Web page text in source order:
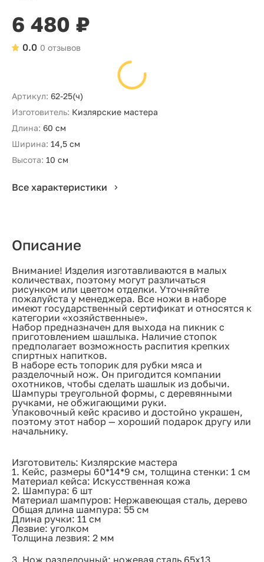
6 480 ₽
0 отзывов
0.0
Артикул: 62-25(ч)
Изготовитель: Кизлярские мастера
Длина: 60 см
Ширина: 14,5 см
Высота: 10 см
Все характеристики
Описание
Внимание! Изделия изготавливаются в малых
количествах, поэтому могут различаться
рисунком или цветом отделки. Уточняйте
пожалуйста у менеджера. Все ножи в наборе
имеют государственный сертификат и относятся к
категории «хозяйственные».
Набор предназначен для выхода на пикник с
приготовлением шашлыка. Наличие стопок
предполагает возможность распития крепких
спиртных напитков.
В наборе есть топорик для рубки мяса и
разделочный нож. Он пригодится компании
охотников, чтобы сделать шашлык из добычи.
Шампуры треугольной формы, с деревянными
ручками, не обжигающими руки.
Упаковочный кейс красиво и достойно украшен,
поэтому этот набор — хороший подарок другу или
начальнику.
Изготовитель: Кизлярские мастера
1. Кейс, размеры 60*14*9 см, толщина стенки: 1 см
Материал кейса: Искусственная кожа
2. Шампура: 6 шт
Материал шампуров: Нержавеющая сталь, дерево
Общая длина шампура: 55 см
Длина ручки: 11 см
Лезвие: уголком
Толщина лезвия: 2 мм
3. Нож разделочный: ножевая сталь 65х13